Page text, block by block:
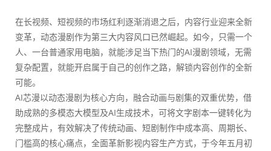
在长视频、短视频的市场红利逐渐消退之后，内容行业迎来全新
变革，动态漫剧作为第三大内容风口已然崛起。如今，只需一个
人、一台普通家用电脑，就能涉足当下热门的AI漫剧领域，无需
复杂配置，就能开启属于自己的创作之路，解锁内容创作的全新
可能。
AI芯漫以动态漫剧为核心方向，融合动画与剧集的双重优势，借
助成熟的多模态大模型及AI生成技术，可将文字剧本一键转化为
完整成片，有效解决了传统动画、短剧制作中成本高、周期长、
门槛高的核心痛点，全面革新影视内容生产方式，于今年五月初